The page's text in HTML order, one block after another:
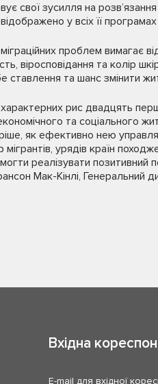
свої зусилля на
відображено у всіх її
проблем вимагає
віросповідання та колір
ставлення та шанс змінити
рис двадцять
та соціального
як ефективно нею
урядів країн
реалізувати позитивний
Мак-Кінлі, Генеральний
Вхідна
E-mail для вхідної